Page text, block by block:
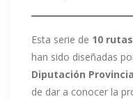
Esta serie de 10
han sido diseñadas
Diputación
de dar a conocer la